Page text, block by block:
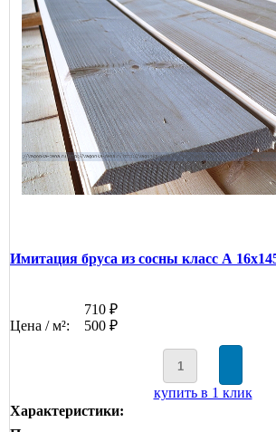
Имитация бруса из сосны класс А
710 ₽
Цена / м²:
500 ₽
купить в 1 клик
Характеристики: